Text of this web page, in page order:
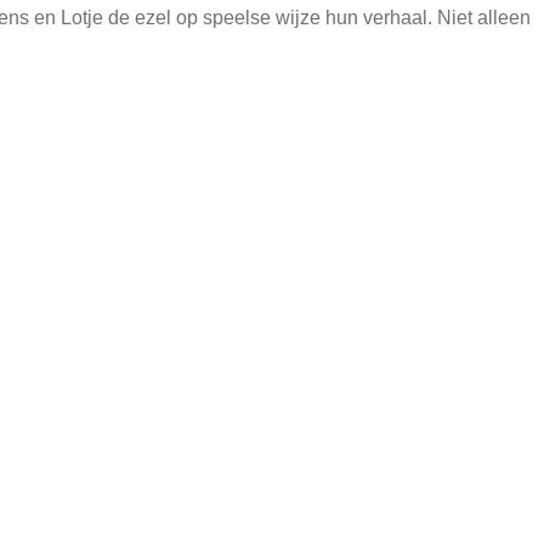
en Lotje de ezel op speelse wijze hun verhaal. Niet alleen